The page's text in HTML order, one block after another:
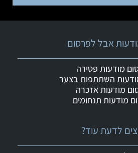
לדעת עוד?
אבל לפרסום
מודעות פטירה
השתתפות בצער
מודעות אזכרה
מודעות תנחומים